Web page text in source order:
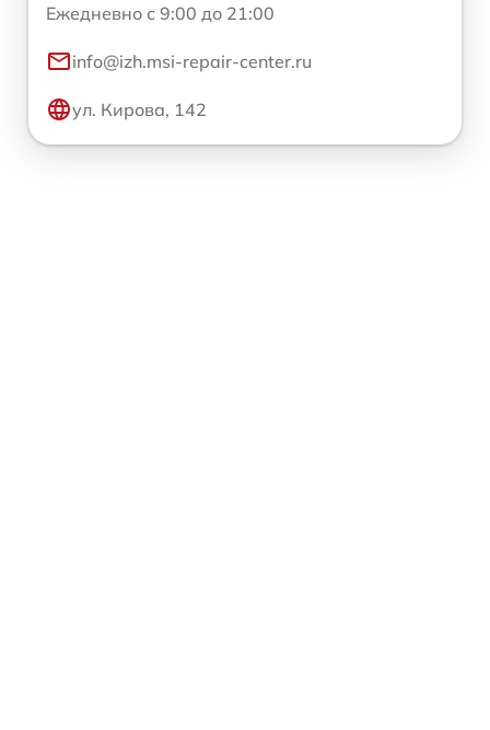
Ежедневно с 9:00 до 21:00
info@izh.msi-repair-center.ru
ул. Кирова, 142